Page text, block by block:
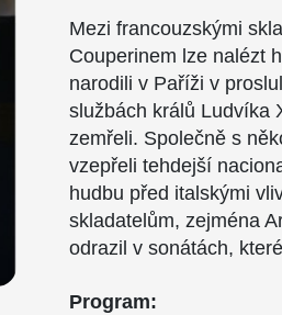
Mezi francouzskými
Couperinem lze nalézt
narodili v Paříži v
službách králů Ludvíka
zemřeli. Společně s
vzepřeli tehdejší
hudbu před italskými
skladatelům, zejména
odrazil v sonátách,
Program: